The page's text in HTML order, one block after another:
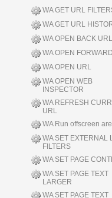
WA GET URL
WA GET URL
WA OPEN BACK URL
WA OPEN
WA OPEN URL
WA OPEN WEB
INSPECTOR
WA REFRESH
URL
WA Run offscreen
WA SET EXTERNAL
FILTERS
WA SET PAGE
WA SET PAGE TEXT
LARGER
WA SET PAGE TEXT